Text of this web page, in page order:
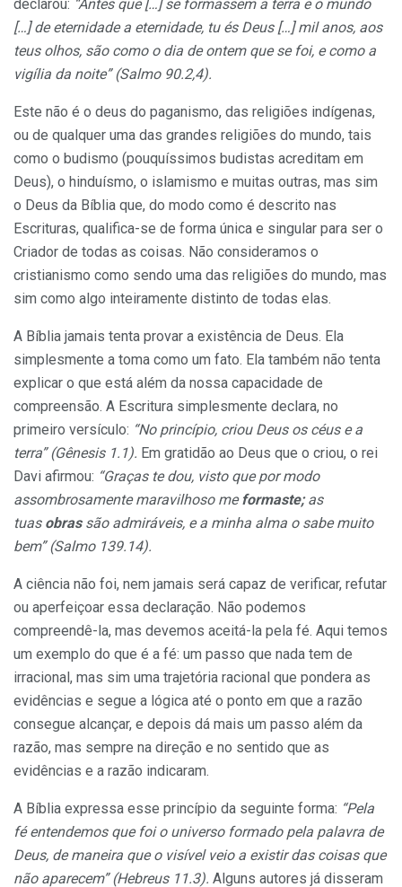
declarou: “Antes que […] se formassem a terra e o mundo
[…] de eternidade a eternidade, tu és Deus […] mil anos, aos
teus olhos, são como o dia de ontem que se foi, e como a
vigília da noite” (Salmo 90.2,4).
Este não é o deus do paganismo, das religiões indígenas,
ou de qualquer uma das grandes religiões do mundo, tais
como o budismo (pouquíssimos budistas acreditam em
Deus), o hinduísmo, o islamismo e muitas outras, mas sim
o Deus da Bíblia que, do modo como é descrito nas
Escrituras, qualifica-se de forma única e singular para ser o
Criador de todas as coisas. Não consideramos o
cristianismo como sendo uma das religiões do mundo, mas
sim como algo inteiramente distinto de todas elas.
A Bíblia jamais tenta provar a existência de Deus. Ela
simplesmente a toma como um fato. Ela também não tenta
explicar o que está além da nossa capacidade de
compreensão. A Escritura simplesmente declara, no
primeiro versículo: “No princípio, criou Deus os céus e a
terra” (Gênesis 1.1). Em gratidão ao Deus que o criou, o rei
Davi afirmou: “Graças te dou, visto que por modo
assombrosamente maravilhoso meformaste;as
tuas obras são admiráveis, e a minha alma o sabe muito
bem” (Salmo 139.14).
A ciência não foi, nem jamais será capaz de verificar, refutar
ou aperfeiçoar essa declaração. Não podemos
compreendê-la, mas devemos aceitá-la pela fé. Aqui temos
um exemplo do que é a fé: um passo que nada tem de
irracional, mas sim uma trajetória racional que pondera as
evidências e segue a lógica até o ponto em que a razão
consegue alcançar, e depois dá mais um passo além da
razão, mas sempre na direção e no sentido que as
evidências e a razão indicaram.
A Bíblia expressa esse princípio da seguinte forma: “Pela
fé entendemos que foi o universo formado pela palavra de
Deus, de maneira que o visível veio a existir das coisas que
não aparecem” (Hebreus 11.3). Alguns autores já disseram